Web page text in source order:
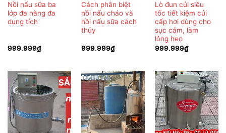
Nồi nấu sữa ba
lớp đa năng đa
dung tích
999.999₫
Cách phân biệt
nồi nấu cháo và
nồi nấu sữa cách
thủy
999.999₫
Lò đun củi siêu
tốc tiết kiệm củi
cấp hơi dùng cho
sục cám, làm
lông heo
999.999₫